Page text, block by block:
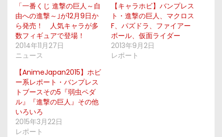
「一番くじ 進撃の巨人～自
由への進撃～｣が12月9日か
ら発売！ 人気キャラが多
数フィギュアで登場！
2014年11月27日
ニュース
【キャラホビ】バンプレス
ト・進撃の巨人、マクロス
F、パズドラ、ファイアー
ボール、仮面ライダー
2013年9月2日
レポート
【AnimeJapan2015】ホビ
ー系レポート・バンプレス
トブースその5『弱虫ペダ
ル』『進撃の巨人』その他
いろいろ
2015年3月22日
レポート